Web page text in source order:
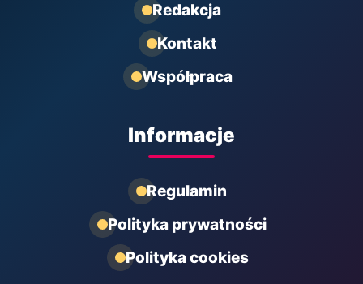
Redakcja
Kontakt
Współpraca
Informacje
Regulamin
Polityka prywatności
Polityka cookies